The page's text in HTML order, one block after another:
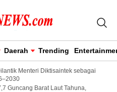
Daerah Trending
Menteri Diktisaintek sebagai
Guncang Barat Laut Tahuna,